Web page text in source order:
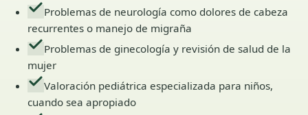
Problemas de neurología como dolores de cabeza
recurrentes o manejo de migraña
Problemas de ginecología y revisión de salud de la
mujer
Valoración pediátrica especializada para niños,
cuando sea apropiado